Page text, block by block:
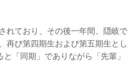
れており、その後一年間、隠岐で
再び第四期生および第五期生とし
「同期」でありながら「先輩」